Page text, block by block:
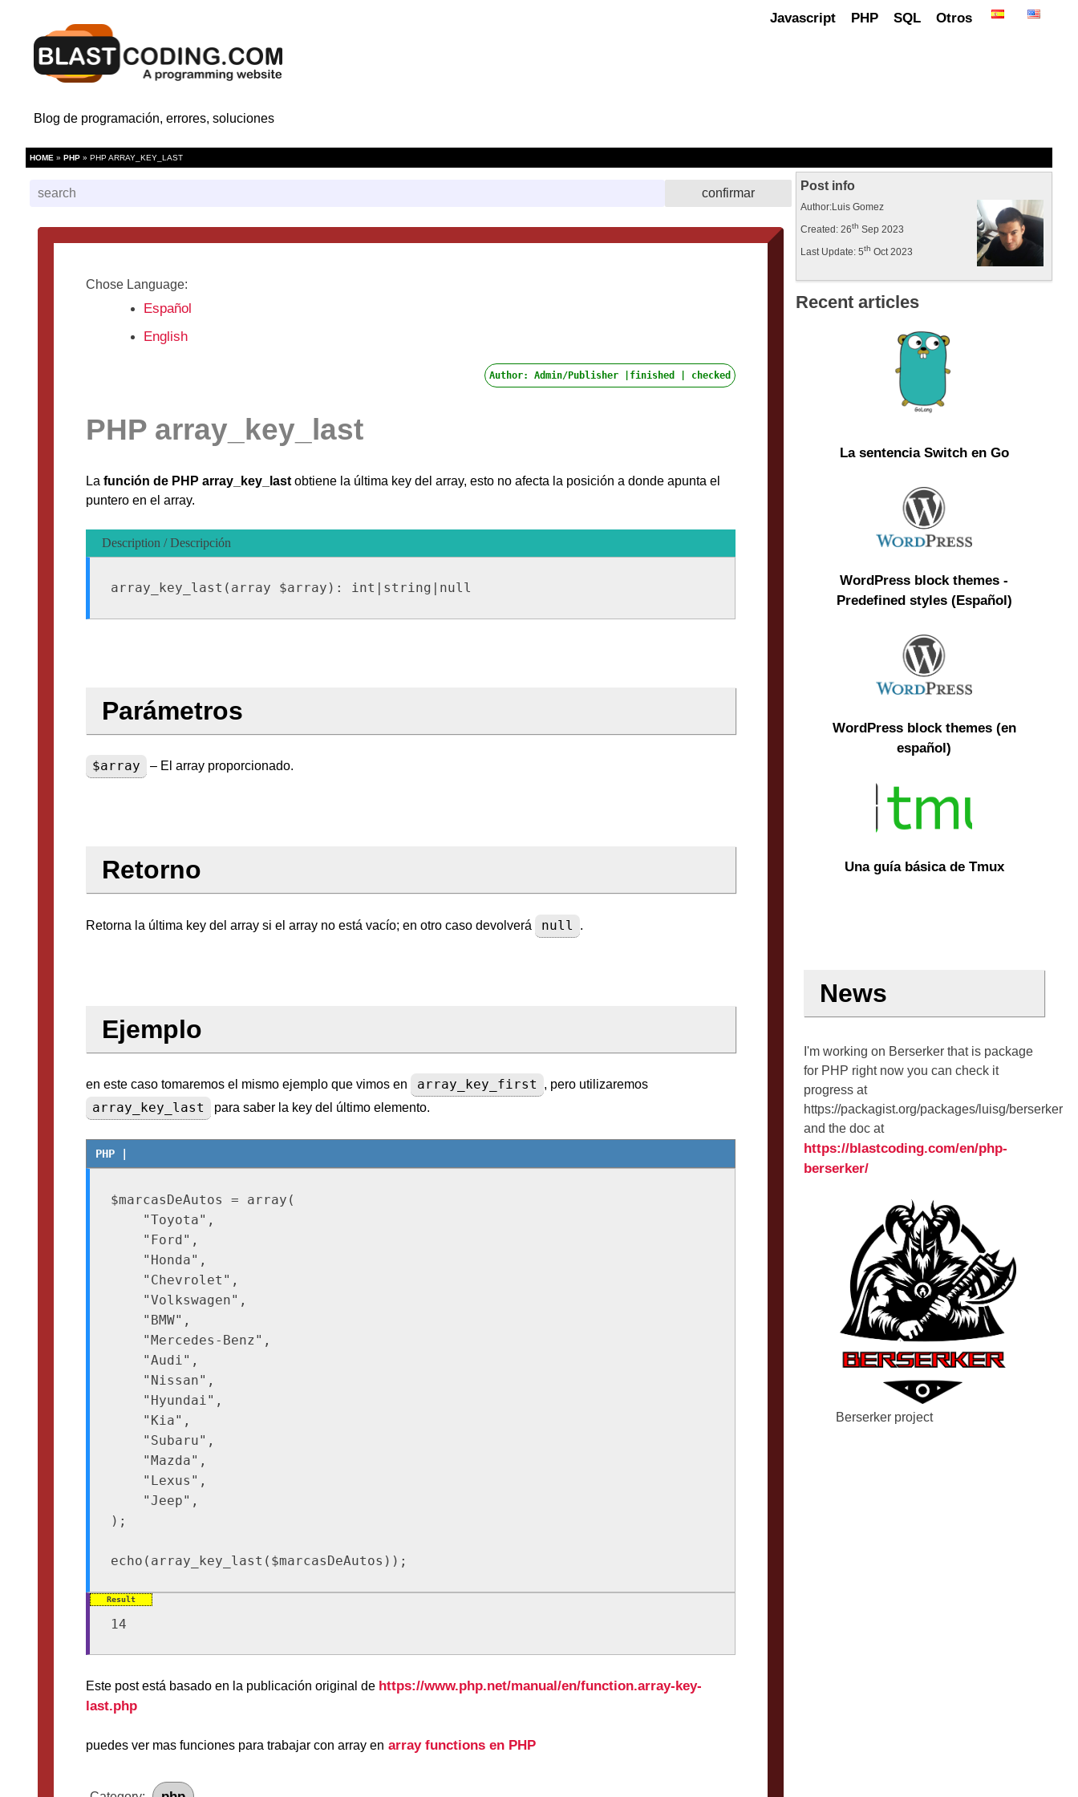
Blog de programación, errores, soluciones
Javascript PHP SQL Otros
HOME » PHP » PHP ARRAY_KEY_LAST
Chose Language:
Español
English
Author: Admin/Publisher |finished | checked
PHP array_key_last
La función de PHP array_key_last obtiene la última key del array, esto no afecta la posición a donde apunta el
puntero en el array.
Description / Descripción
array_key_last(array $array): int|string|null
Parámetros
$array – El array proporcionado.
Retorno
Retorna la última key del array si el array no está vacío; en otro caso devolverá null .
Ejemplo
en este caso tomaremos el mismo ejemplo que vimos en array_key_first , pero utilizaremos
array_key_last para saber la key del último elemento.
$marcasDeAutos = array(
    "Toyota",
    "Ford",
    "Honda",
    "Chevrolet",
    "Volkswagen",
    "BMW",
    "Mercedes-Benz",
    "Audi",
    "Nissan",
    "Hyundai",
    "Kia",
    "Subaru",
    "Mazda",
    "Lexus",
    "Jeep",
);
Este post está basado en la publicación original de https://www.php.net/manual/en/function.array-key-
last.php
puedes ver mas funciones para trabajar con array en array functions en PHP
Post info
Author:Luis Gomez
Created: 26th Sep 2023
Last Update: 5th Oct 2023
Recent articles
La sentencia Switch en Go
WordPress block themes -
Predefined styles (Español)
WordPress block themes (en
español)
Una guía básica de Tmux
News
I'm working on Berserker that is package
for PHP right now you can check it
progress at
https://packagist.org/packages/luisg/berserker
and the doc at
https://blastcoding.com/en/php-
berserker/
Berserker project